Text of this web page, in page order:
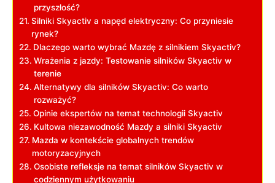
przyszłość?
Silniki Skyactiv⁤ a napęd​ elektryczny: Co przyniesie
⁤rynek?
Dlaczego‌ warto wybrać Mazdę z silnikiem Skyactiv?
Wrażenia z jazdy: Testowanie silników Skyactiv w
terenie
Alternatywy ⁤dla silników​ Skyactiv: Co warto
rozważyć?
Opinie ekspertów⁤ na ⁣temat technologii Skyactiv
Kultowa‌ niezawodność ⁢Mazdy a silniki Skyactiv
Mazda w kontekście globalnych trendów
motoryzacyjnych
Osobiste refleksje‌ na temat⁢ silników Skyactiv w
codziennym użytkowaniu